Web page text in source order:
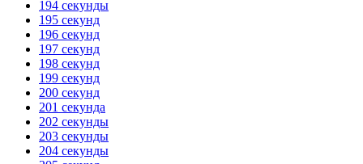
194 секунды
195 секунд
196 секунд
197 секунд
198 секунд
199 секунд
200 секунд
201 секунда
202 секунды
203 секунды
204 секунды